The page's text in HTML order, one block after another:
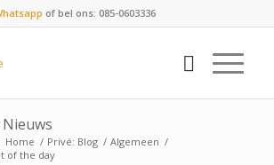
of bel ons: 085-0603336
Home / Privé: Blog / Algemeen /
of the day